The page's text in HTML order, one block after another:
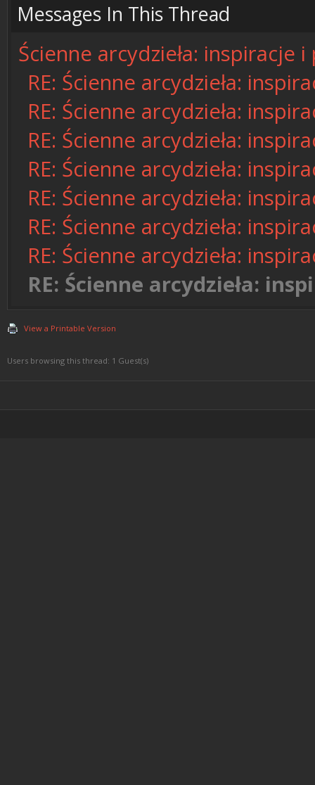
Messages In This Thread
Ścienne arcydzieła: inspiracje
RE: Ścienne arcydzieła:
RE: Ścienne arcydzieła:
RE: Ścienne arcydzieła:
RE: Ścienne arcydzieła:
RE: Ścienne arcydzieła:
RE: Ścienne arcydzieła:
RE: Ścienne arcydzieła:
RE: Ścienne arcydzieła:
View a Printable Version
Users browsing this thread: 1 Guest(s)